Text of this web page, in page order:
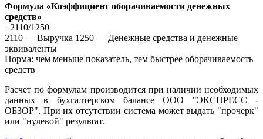
Формула «Коэффициент оборачиваемости денежных
средств»
=2110/1250
2110 — Выручка 1250 — Денежные средства и денежные
эквиваленты
Норма: чем меньше показатель, тем быстрее оборачиваемость
средств
Расчет по формулам производится при наличии необходимых
данных в бухгалтерском балансе ООО "ЭКСПРЕСС -
ОБЗОР". При их отсутствии система может выдать "прочерк"
или "нулевой" результат.